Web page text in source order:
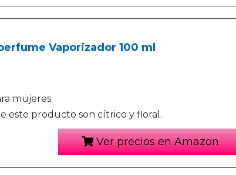
Vaporizador 100 ml
mujeres.
este producto son cítrico y floral.
Ver precios en Amazon